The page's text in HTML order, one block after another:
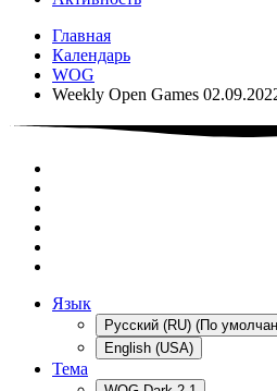
Главная
Календарь
WOG
Weekly Open Games
Язык
Русский (RU) (По
English (USA)
Тема